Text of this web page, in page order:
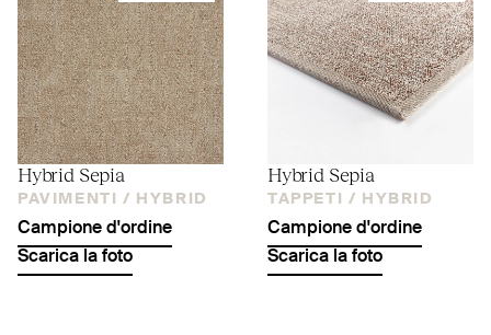
Hybrid Sepia
PAVIMENTI / HYBRID
Campione d'ordine
Scarica la foto
Hybrid Sepia
TAPPETI / HYBRID
Campione d'ordine
Scarica la foto